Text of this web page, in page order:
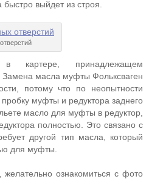
выйдет из строя.
картере, принадлежащем
масла муфты Фольксваген
потому что по неопытности
муфты и редуктора заднего
масло для муфты в редуктор,
полностью. Это связано с
другой тип масла, который
для муфты.
ознакомиться с фото